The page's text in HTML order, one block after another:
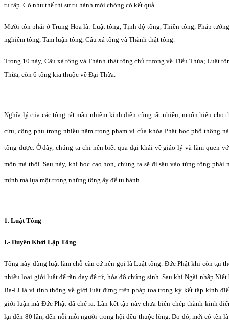
tu tập. Có như thế thì sự tu hành mới chóng có kết quả.
Mười tôn phái ở Trung Hoa là: Luật tông, Tịnh độ tông, Thiền tông, Pháp
nghiêm tông, Tam luận tông, Câu xá tông và Thành thật tông.
Trong 10 này, Câu xá tông và Thành thật tông chủ trương về Tiểu Thừa; Luật
Thừa, còn 6 tông kia thuộc về Ðại Thừa.
Nghĩa lý của các tông rất mầu nhiệm kinh điển cũng rất nhiều, muốn hiểu cho
cứu, công phu trong nhiều năm trong phạm vi của khóa Phật học phổ thông
tông được. Ở đây, chúng ta chỉ nên biết qua đại khái về giáo lý và làm quen
môn mà thôi. Sau này, khi học cao hơn, chúng ta sẽ đi sâu vào từng tông phái
mình mà lựa một trong những tông ấy để tu hành.
1. Luật Tông
I.- Duyên Khởi Lập Tông
Tông này dùng luật làm chỗ căn cứ nên gọi là Luật tông. Ðức Phật khi còn tại
nhiều loại giới luật để răn dạy đệ tử, hóa độ chúng sinh. Sau khi Ngài nhập
Ba-Li là vị tinh thông về giới luật đứng trên pháp tọa trong kỳ kết tập kinh
giới luận mà Ðức Phật đã chế ra. Lần kết tập này chưa biên chép thành kinh
lại đến 80 lần, đến nỗi mỗi người trong hội đều thuộc lòng. Do đó, mới có tên